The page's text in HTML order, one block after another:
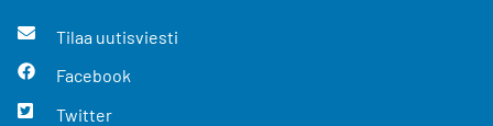
Tilaa uutisviesti
Facebook
Twitter